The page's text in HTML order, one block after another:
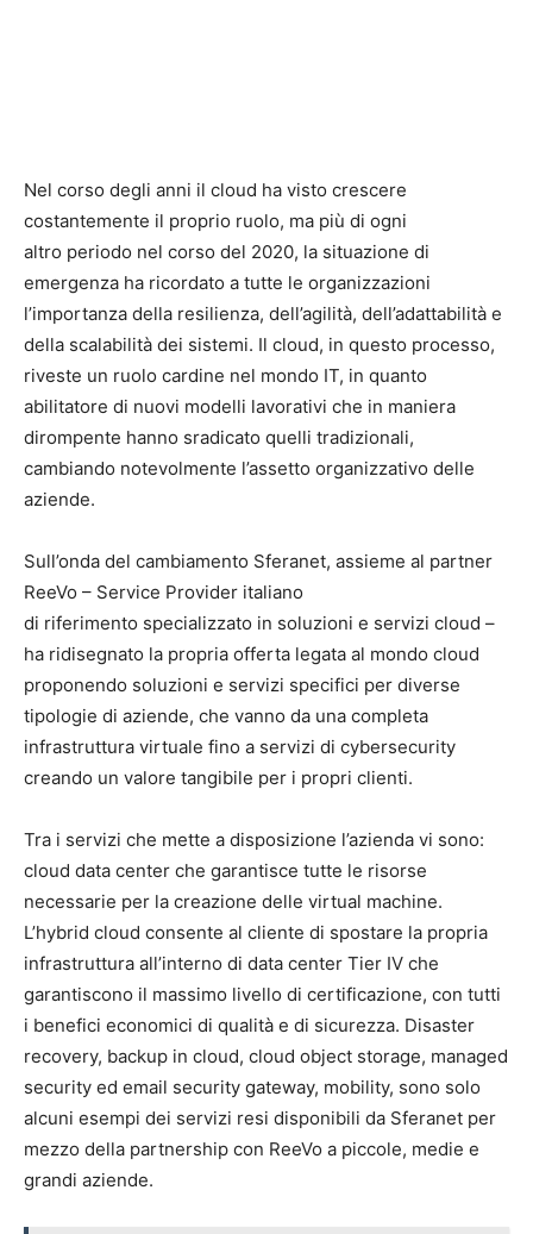
Nel corso degli anni il cloud ha visto crescere
costantemente il proprio ruolo, ma più di ogni
altro periodo nel corso del 2020, la situazione di
emergenza ha ricordato a tutte le organizzazioni
l’importanza della resilienza, dell’agilità, dell’adattabilità e
della scalabilità dei sistemi. Il cloud, in questo processo,
riveste un ruolo cardine nel mondo IT, in quanto
abilitatore di nuovi modelli lavorativi che in maniera
dirompente hanno sradicato quelli tradizionali,
cambiando notevolmente l’assetto organizzativo delle
aziende.
Sull’onda del cambiamento Sferanet, assieme al partner
ReeVo – Service Provider italiano
di riferimento specializzato in soluzioni e servizi cloud –
ha ridisegnato la propria offerta legata al mondo cloud
proponendo soluzioni e servizi specifici per diverse
tipologie di aziende, che vanno da una completa
infrastruttura virtuale fino a servizi di cybersecurity
creando un valore tangibile per i propri clienti.
Tra i servizi che mette a disposizione l’azienda vi sono:
cloud data center che garantisce tutte le risorse
necessarie per la creazione delle virtual machine.
L’hybrid cloud consente al cliente di spostare la propria
infrastruttura all’interno di data center Tier IV che
garantiscono il massimo livello di certificazione, con tutti
i benefici economici di qualità e di sicurezza. Disaster
recovery, backup in cloud, cloud object storage, managed
security ed email security gateway, mobility, sono solo
alcuni esempi dei servizi resi disponibili da Sferanet per
mezzo della partnership con ReeVo a piccole, medie e
grandi aziende.